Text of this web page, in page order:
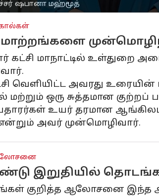
ஷபானா மஹ்மூத்
மாற்றங்களை
கட்சி மாநாட்டில் உள்துறை
வெளியிட்ட அவரது உரையின்
மற்றும் ஒரு சுத்தமான
உயர் தரமான
அவர் முன்மொழிவார்.
இறுதியில்
குறித்த ஆலோசனை இந்த